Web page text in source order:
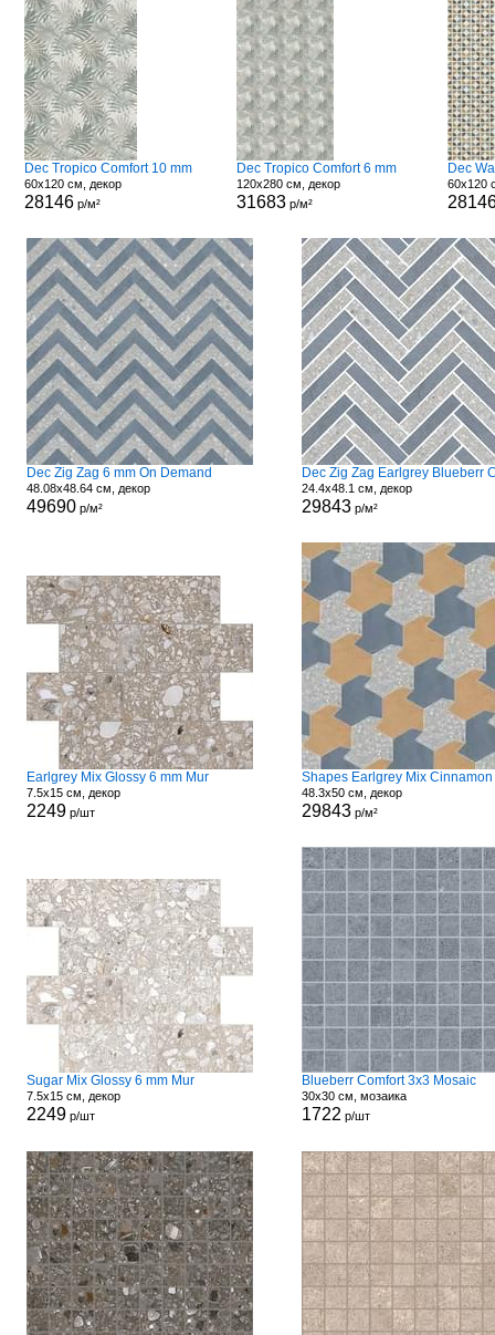
Dec Tropico Comfort 10 mm
60x120 см, декор
28146р/м²
Dec Tropico Comfort 6 mm
120x280 см, декор
31683 р/м²
Dec
60x120
Dec Zig Zag 6 mm On Demand
48.08x48.64 см, декор
49690р/м²
24.4x48.1 см, декор
29843р/м²
Earlgrey Mix Glossy 6 mm Mur
7.5x15 см, декор
2249р/шт
48.3x50 см, декор
29843р/м²
Sugar Mix Glossy 6 mm Mur
7.5x15 см, декор
2249р/шт
Blueberr Comfort 3x3 Mosaic
30x30 см, мозаика
1722 р/шт